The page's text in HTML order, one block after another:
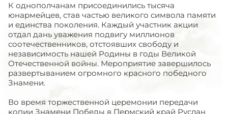
К однополчанам присоединились тысяча
юнармейцев, став частью великого символа памяти
и единства поколения. Каждый участник акции
отдал дань уважения подвигу миллионов
соотечественников, отстоявших свободу и
независимость нашей Родины в годы Великой
Отечественной войны. Мероприятие завершилось
развертыванием огромного красного победного
Знамени.
Во время торжественной церемонии передачи
копии Знамени Победы в Пермский край Руслан